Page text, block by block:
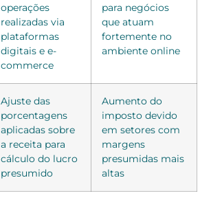
operações
realizadas via
plataformas
digitais e e-
commerce
para negócios
que atuam
fortemente no
ambiente online
Ajuste das
porcentagens
aplicadas sobre
a receita para
cálculo do lucro
presumido
Aumento do
imposto devido
em setores com
margens
presumidas mais
altas